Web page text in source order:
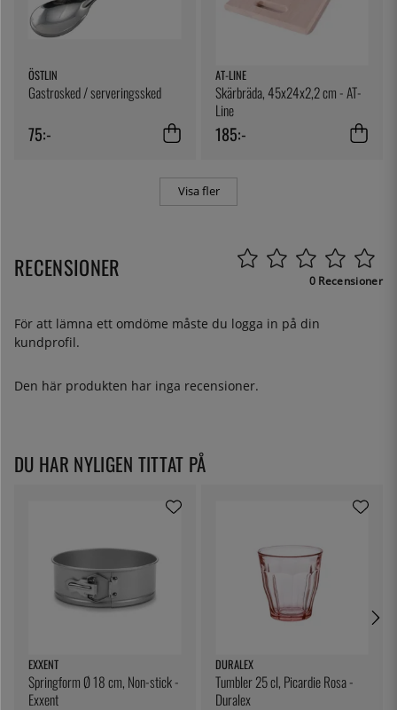
ÖSTLIN
Gastrosked / serveringssked
75:-
AT-LINE
Skärbräda, 45x24x2,2 cm - AT-
Line
185:-
Visa fler
RECENSIONER 0 Recensioner
För att lämna ett omdöme måste du logga in på din
kundprofil.
Den här produkten har inga recensioner.
DU HAR NYLIGEN TITTAT PÅ
EXXENT
Springform Ø 18 cm, Non-stick -
Exxent
DURALEX
Tumbler 25 cl, Picardie Rosa -
Duralex